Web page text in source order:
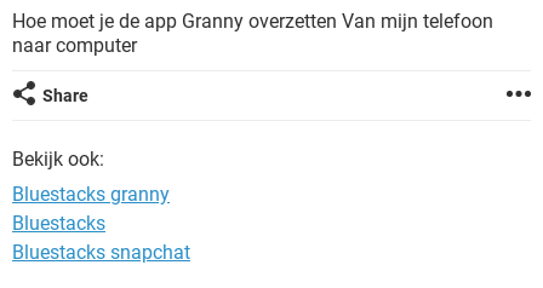
SNAPCHAT
TIKTOK
NETFLIX CORONAVIRUS
VIDEOBELLEN
INSTAGRAM
NETFLIX
TIKTOK
Hoe moet je de app Granny overzetten Van mijn telefoon
naar computer
Share
Bekijk ook:
Bluestacks granny
Bluestacks
Bluestacks snapchat